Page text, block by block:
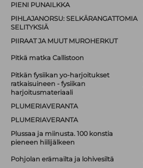
PIENI PUNAILKKA
PIHLAJANORSU: SELKÄRANGATTOMIA
SELITYKSIÄ
PIIRAAT JA MUUT MUROHERKUT
Pitkä matka Callistoon
Pitkän fysiikan yo-harjoitukset
ratkaisuineen - fysiikan
harjoitusmateriaali
PLUMERIAVERANTA
PLUMERIAVERANTA
Plussaa ja miinusta. 100 konstia
pieneen hiilijälkeen
Pohjolan erämailta ja lohivesiltä